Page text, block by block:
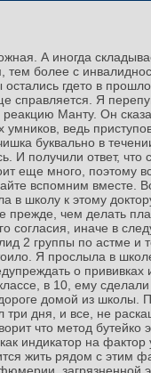
А иногда
тем более с
остались гдето в
справляется. Я
Манту. Он
умников, ведь
буквально в
И получили ответ,
еще много, поэтому
вспомним вместе.
в школу к этому
прежде, чем делать
согласия, иначе в
2 группы по астме и
Я прослыла в
о
в 10, ему сделали
домой из школы.
три дня, и все, не
что метод бутейко
индикатор на
жить рядом с этим